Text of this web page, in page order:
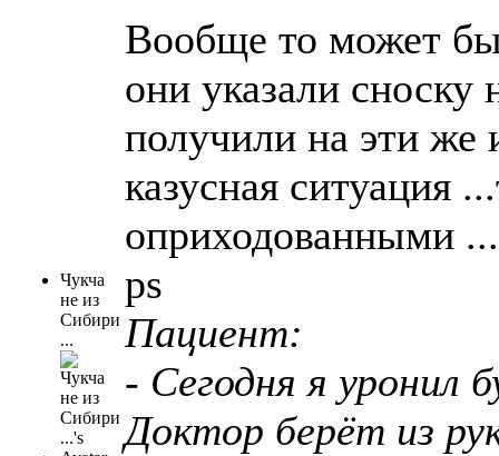
Чукча
не из
Сибири
...
Вообще то может
они указали сноску
получили на эти же
казусная ситуация
оприходованными
ps
Пациент:
- Сегодня я уронил
Доктор берёт из